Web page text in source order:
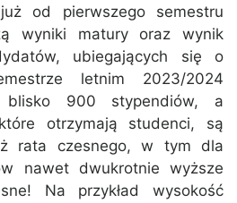
od pierwszego semestru
wyniki matury oraz wynik
ubiegających się o
letnim 2023/2024
blisko 900 stypendiów, a
otrzymają studenci, są
rata czesnego, w tym dla
nawet dwukrotnie wyższe
Na przykład wysokość